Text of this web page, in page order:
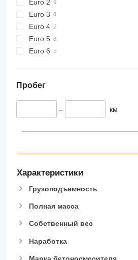
Euro 2
Euro 3
Euro 4
Euro 5
Euro 6
Пробег
– км
Характеристики
Грузоподъемность
Полная масса
Собственный вес
Наработка
Марка бетоносмесителя